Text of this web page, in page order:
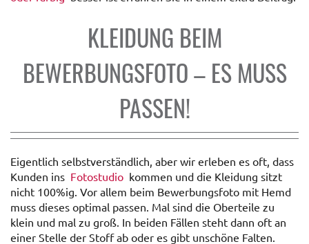
KLEIDUNG BEIM
BEWERBUNGSFOTO – ES MUSS
PASSEN!
Eigentlich selbstverständlich, aber wir erleben es oft, dass
Kunden ins Fotostudio kommen und die Kleidung sitzt
nicht 100%ig. Vor allem beim Bewerbungsfoto mit Hemd
muss dieses optimal passen. Mal sind die Oberteile zu
klein und mal zu groß. In beiden Fällen steht dann oft an
einer Stelle der Stoff ab oder es gibt unschöne Falten.